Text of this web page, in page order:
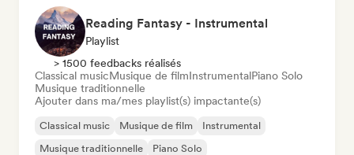
Reading Fantasy - Instrumental
Playlist
> 1500 feedbacks réalisés
Classical musicMusique de filmInstrumentalPiano Solo
Musique traditionnelle
Ajouter dans ma/mes playlist(s) impactante(s)
Classical music Musique de film
Instrumental
Musique traditionnelle
Piano Solo